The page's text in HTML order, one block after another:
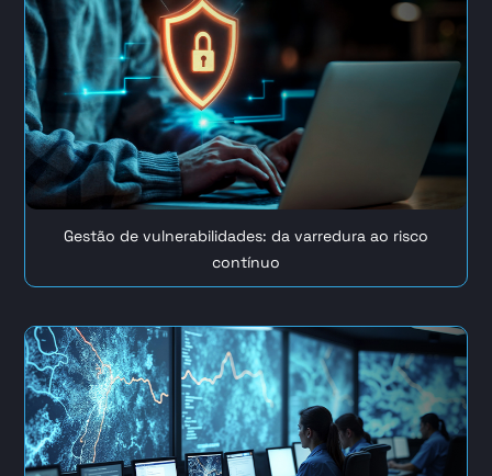
Gestão de vulnerabilidades: da varredura ao risco
contínuo